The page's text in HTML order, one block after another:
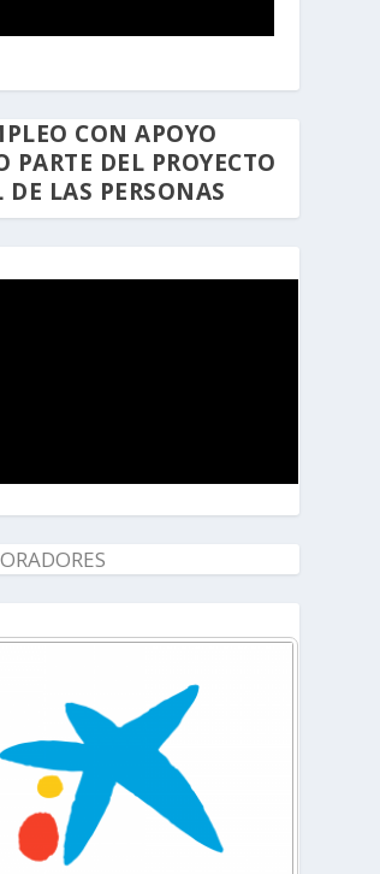
CON APOYO
PARTE DEL PROYECTO
LAS PERSONAS